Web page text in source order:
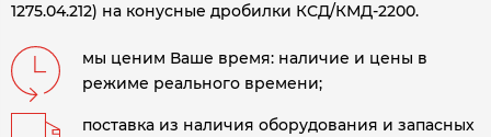
1275.04.212) на конусные дробилки КСД/КМД-2200.
мы ценим Ваше время: наличие и цены в
режиме реального времени;
поставка из наличия оборудования и запасных